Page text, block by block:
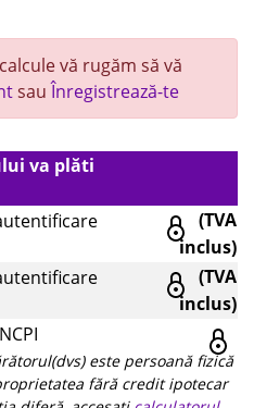
vă rugăm să vă
sauÎnregistrează-te
va plăti
(TVA
inclus)
(TVA
inclus)
este persoană fizică
fără credit ipotecar